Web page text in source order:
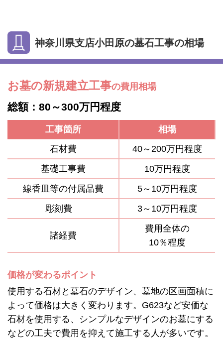
神奈川県支店小田原の墓石工事の相場
お墓の新規建立工事の費用相場
総額：80～300万円程度
工事箇所
相場
石材費
40～200万円程度
基礎工事費
10万円程度
線香皿等の付属品費
5～10万円程度
彫刻費
3～10万円程度
諸経費
費用全体の
10％程度
価格が変わるポイント
使用する石材と墓石のデザイン、墓地の区画面積に
よって価格は大きく変わります。G623など安価な
石材を使用する、シンプルなデザインのお墓にする
などの工夫で費用を抑えて施工する人が多いです。